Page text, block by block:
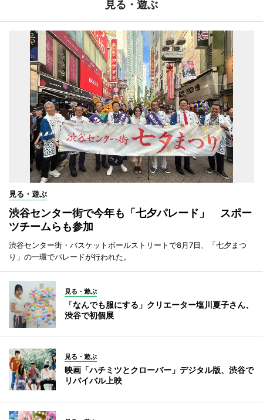
見る・遊ぶ
見る・遊ぶ
渋谷センター街で今年も「七夕パレード」 スポー
ツチームらも参加
渋谷センター街・バスケットボールストリートで8月7日、「七夕まつ
り」の一環でパレードが行われた。
見る・遊ぶ
「なんでも服にする」クリエーター塩川夏子さん、
渋谷で初個展
見る・遊ぶ
映画「ハチミツとクローバー」デジタル版、渋谷で
リバイバル上映